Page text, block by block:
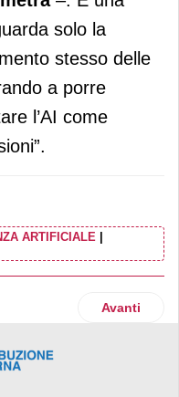
solo la
stesso delle
a porre
l’AI come
ARTIFICIALE
benessere dei polliArticolo
Avanti